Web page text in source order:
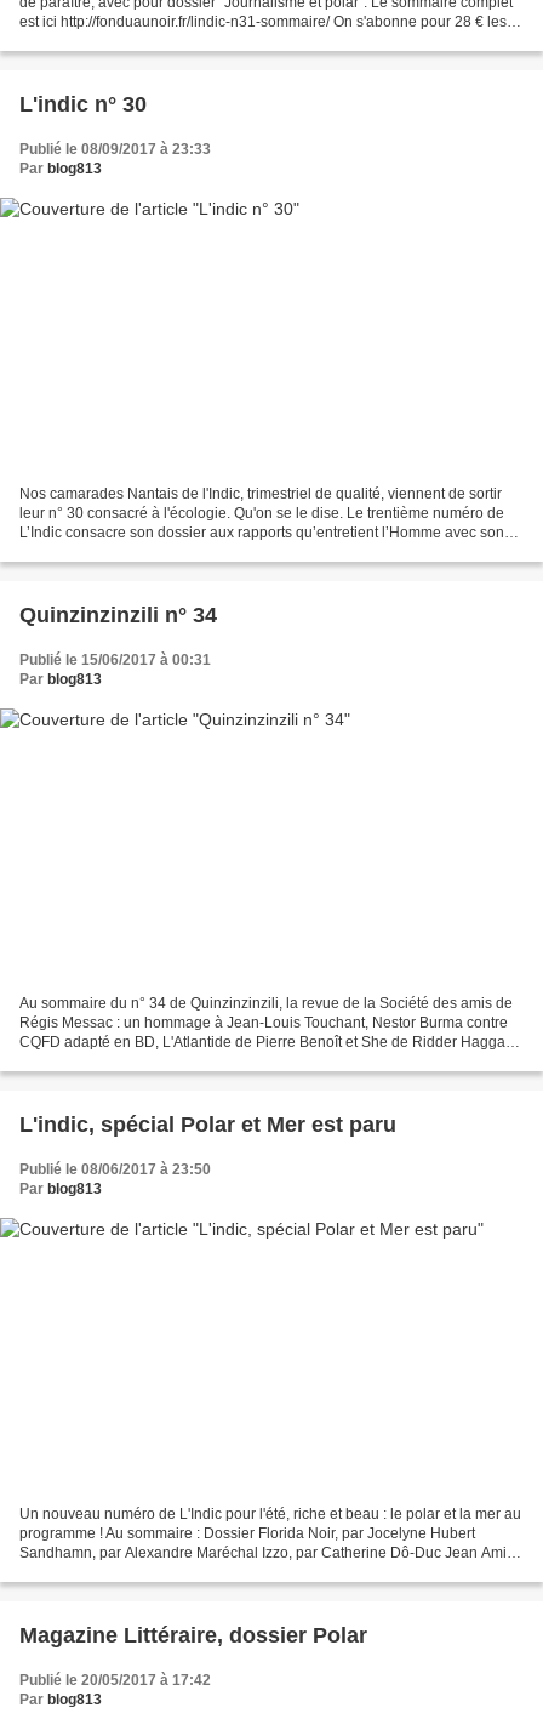
est ici http://fonduaunoir.fr/lindic-n31-sommaire/ On s'abonne pour 28 € les 4
L'indic n° 30
Publié le 08/09/2017 à 23:33
Par blog813
Nos camarades Nantais de l'Indic, trimestriel de qualité, viennent de sortir
leur n° 30 consacré à l'écologie. Qu'on se le dise. Le trentième numéro de
L’Indic consacre son dossier aux rapports qu’entretient l’Homme avec son
Quinzinzinzili n° 34
Publié le 15/06/2017 à 00:31
Par blog813
Au sommaire du n° 34 de Quinzinzinzili, la revue de la Société des amis de
Régis Messac : un hommage à Jean-Louis Touchant, Nestor Burma contre
CQFD adapté en BD, L'Atlantide de Pierre Benoît et She de Ridder Haggard,
L'indic, spécial Polar et Mer est paru
Publié le 08/06/2017 à 23:50
Par blog813
Un nouveau numéro de L'Indic pour l'été, riche et beau : le polar et la mer au
programme ! Au sommaire : Dossier Florida Noir, par Jocelyne Hubert
Sandhamn, par Alexandre Maréchal Izzo, par Catherine Dô-Duc Jean Amila,
Magazine Littéraire, dossier Polar
Publié le 20/05/2017 à 17:42
Par blog813